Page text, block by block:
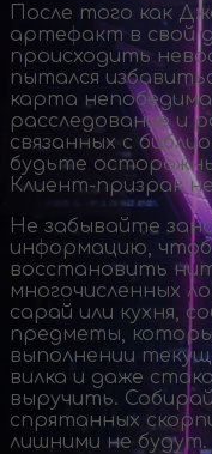
После того как
артефакт в свой
происходить
пытался
карта
расследование и
связанных с
будьте
Клиент-призрак
Не забывайте
информацию,
восстановить
многочисленных
сарай или кухня,
предметы,
выполнении
вилка и даже
выручить.
спрятанных
лишними не будут.